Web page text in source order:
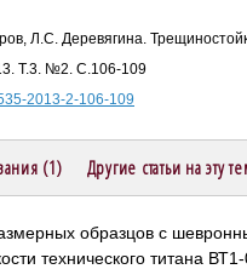
Л.С. Деревягина.
Т.3. №2. С.106-109
2013-2-106-109
(1) Другие статьи на эту
образцов с
технического титана